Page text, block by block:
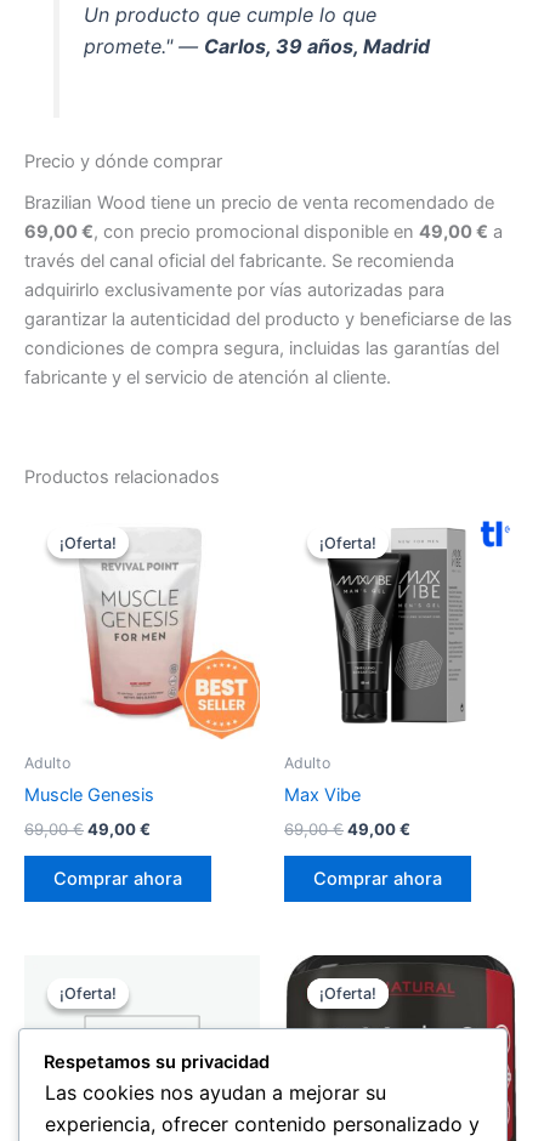
Un producto que cumple lo que
promete." — Carlos, 39 años, Madrid
Precio y dónde comprar
Brazilian Wood tiene un precio de venta recomendado de
69,00 €, con precio promocional disponible en 49,00 € a
través del canal oficial del fabricante. Se recomienda
adquirirlo exclusivamente por vías autorizadas para
garantizar la autenticidad del producto y beneficiarse de las
condiciones de compra segura, incluidas las garantías del
fabricante y el servicio de atención al cliente.
Productos relacionados
¡Oferta!
¡Oferta!
Adulto
Muscle Genesis
69,00€El
original
era:
49,00€
es:
Comprar ahora
¡Oferta!
¡Oferta!
Adulto
Max Vibe
69,00€El
original
era:
49,00€
es:
Comprar ahora
¡Oferta!
¡Oferta! ¡Oferta!
¡Oferta!
Respetamos su privacidad
Las cookies nos ayudan a mejorar su
experiencia, ofrecer contenido personalizado y